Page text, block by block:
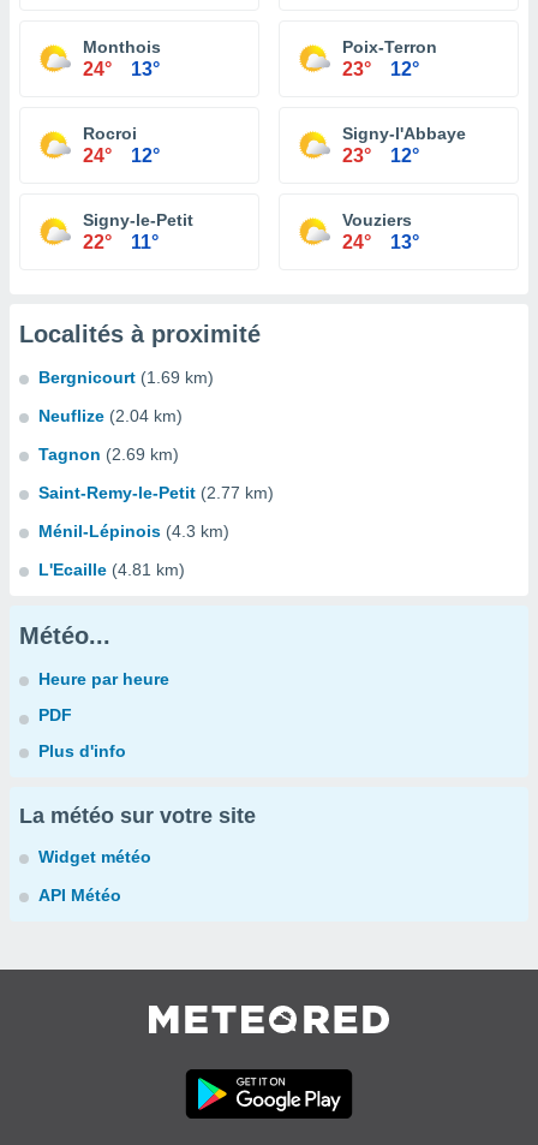
Monthois
24° 13°
Poix-Terron
23° 12°
Rocroi
24° 12°
Signy-l'Abbaye
23° 12°
Signy-le-Petit
22° 11°
Vouziers
24° 13°
Localités à proximité
Bergnicourt (1.69 km)
Neuflize (2.04 km)
Tagnon (2.69 km)
Saint-Remy-le-Petit (2.77 km)
Ménil-Lépinois (4.3 km)
L'Ecaille (4.81 km)
Météo...
Heure par heure
PDF
Plus d'info
La météo sur votre site
Widget météo
API Météo